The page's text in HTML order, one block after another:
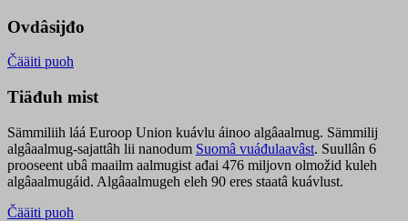
Ovdâsijđo
Čääiti puoh
Tiäđuh mist
Sämmiliih láá Euroop Union kuávlu áinoo algâaalmug. Sämmilij
algâaalmug-sajattâh lii nanodum Suomâ vuáđulaavâst. Suullân 6
prooseent ubâ maailm aalmugist ađai 476 miljovn olmožid kuleh
algâaalmugáid. Algâaalmugeh eleh 90 eres staatâ kuávlust.
Čääiti puoh